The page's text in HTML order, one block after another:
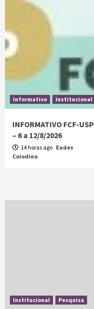
Informativo Institucional
INFORMATIVO FCF-USP
– 6 a 12/8/2026
14 horas ago Eudes
Colodino
Institucional Pesquisa